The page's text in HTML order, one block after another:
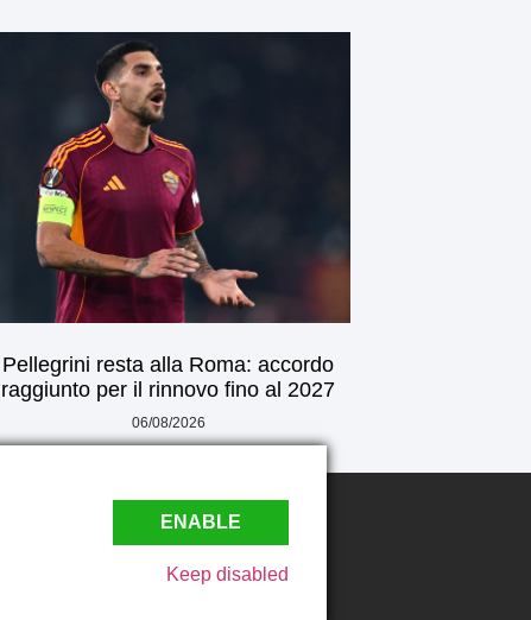
Pellegrini resta alla Roma: accordo
raggiunto per il rinnovo fino al 2027
06/08/2026
ENABLE
Keep disabled